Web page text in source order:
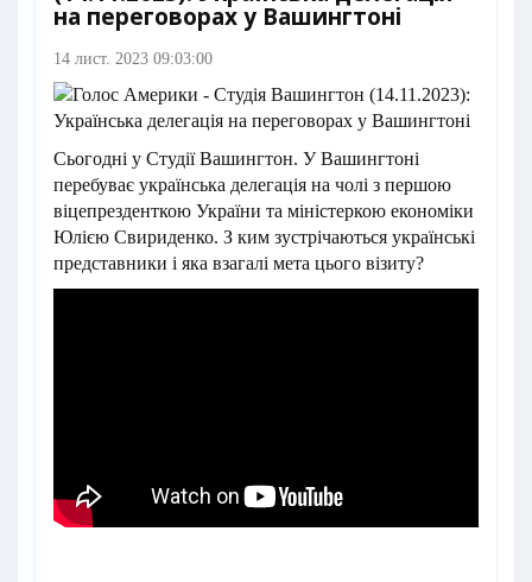
на переговорах у Вашингтоні
14 лист. 2023 09:03:00
Сьогодні у Студії Вашингтон. У Вашингтоні
перебуває українська делегація на чолі з першою
віцепрезденткою України та міністеркою економіки
Юлією Свириденко. З ким зустрічаються українські
представники і яка взагалі мета цього візиту?